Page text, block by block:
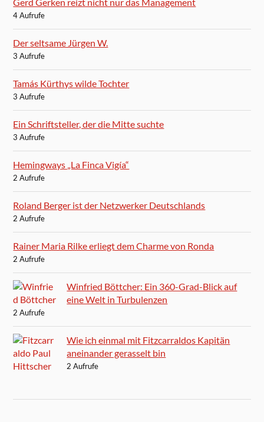
4 Aufrufe
Der seltsame Jürgen W.
3 Aufrufe
Tamás Kürthys wilde Tochter
3 Aufrufe
Ein Schriftsteller, der die Mitte suchte
3 Aufrufe
Hemingways „La Finca Vigía“
2 Aufrufe
Roland Berger ist der Netzwerker Deutschlands
2 Aufrufe
Rainer Maria Rilke erliegt dem Charme von Ronda
2 Aufrufe
Winfried Böttcher: Ein 360-Grad-Blick auf
eine Welt in Turbulenzen
2 Aufrufe
Wie ich einmal mit Fitzcarraldos Kapitän
aneinander gerasselt bin
2 Aufrufe